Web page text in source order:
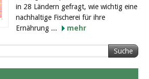
in 28 Ländern gefragt, wie wichtig eine
nachhaltige Fischerei für ihre
Ernährung ...
mehr
Suche